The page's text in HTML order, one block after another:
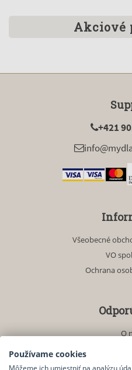
Akciové
+421
Všeobecné
VO
Ochrana
O
Používame cookies
Môžeme ich umiestniť na analýzu